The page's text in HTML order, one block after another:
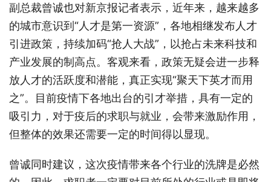
副总裁曾诚也对新京报记者表示，近年来，越来越多
的城市意识到“人才是第一资源”，各地相继发布人才
引进政策，持续加码“抢人大战”，以抢占未来科技和
产业发展的制高点。客观来看，政策无疑会进一步释
放人才的活跃度和潜能，真正实现“聚天下英才而用
之”。目前疫情下各地出台的引才举措，具有一定的
吸引力，对于疫后的求职与就业，会带来激励作用，
但整体的效果还需要一定的时间得以显现。
曾诚同时建议，这次疫情带来各个行业的洗牌是必然